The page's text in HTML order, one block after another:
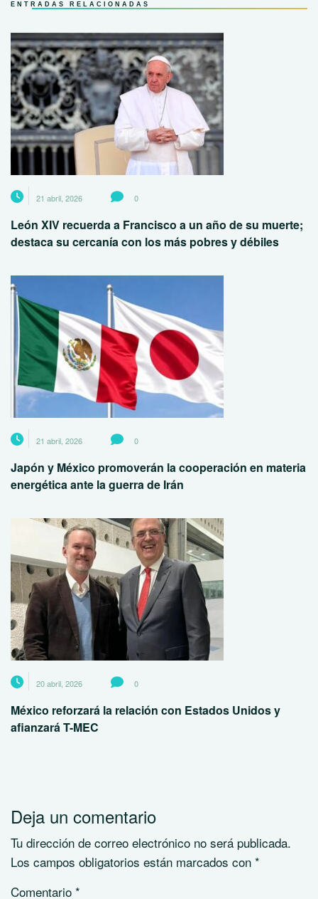
ENTRADAS RELACIONADAS
21 abril, 2026 0
León XIV recuerda a Francisco a un año de su muerte;
destaca su cercanía con los más pobres y débiles
21 abril, 2026 0
Japón y México promoverán la cooperación en materia
energética ante la guerra de Irán
20 abril, 2026 0
México reforzará la relación con Estados Unidos y
afianzará T-MEC
Deja un comentario
Tu dirección de correo electrónico no será publicada.
Los campos obligatorios están marcados con *
Comentario *